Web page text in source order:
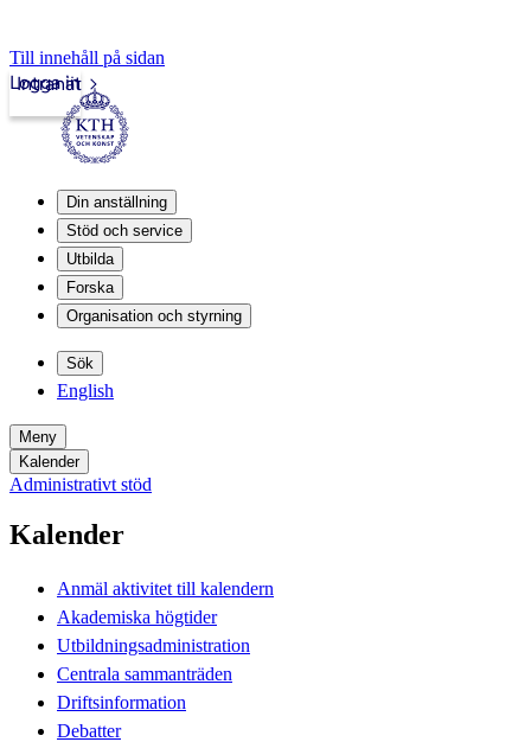
Till innehåll på sidan
Intranät
Logga in
Din anställning
Stöd och service
Utbilda
Forska
Organisation och styrning
Sök
English
Meny
Kalender
Administrativt stöd
Kalender
Anmäl aktivitet till kalendern
Akademiska högtider
Utbildningsadministration
Centrala sammanträden
Driftsinformation
Debatter